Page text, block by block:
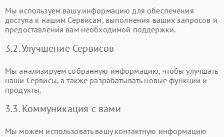
Мы используем вашу информацию для обеспечения
доступа к нашим Сервисам, выполнения ваших запросов и
предоставления вам необходимой поддержки.
3.2. Улучшение Сервисов
Мы анализируем собранную информацию, чтобы улучшать
наши Сервисы, а также разрабатывать новые функции и
продукты.
3.3. Коммуникация с вами
Мы можем использовать вашу контактную информацию